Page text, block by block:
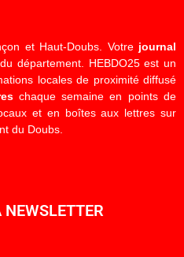
et Haut-Doubs. Votre journal
département. HEBDO25 est un
locales de proximité diffusé
chaque semaine en points de
et en boîtes aux lettres sur
du Doubs.